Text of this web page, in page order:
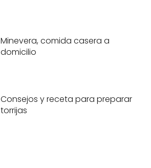
Minevera, comida casera a
domicilio
Consejos y receta para preparar
torrijas